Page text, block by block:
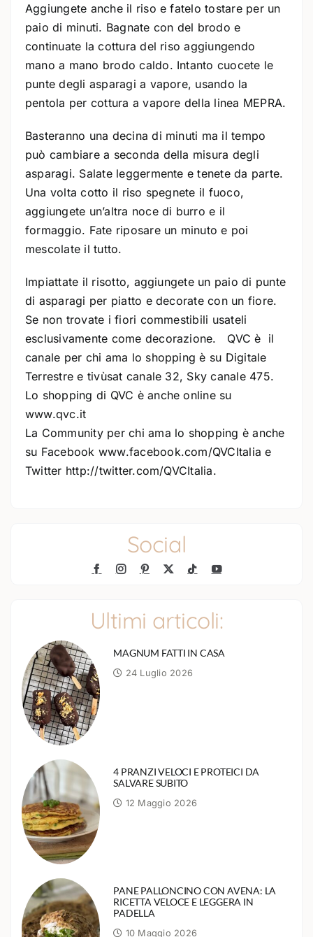
Aggiungete anche il riso e fatelo tostare per un
paio di minuti. Bagnate con del brodo e
continuate la cottura del riso aggiungendo
mano a mano brodo caldo. Intanto cuocete le
punte degli asparagi a vapore, usando la
pentola per cottura a vapore della linea MEPRA.
Basteranno una decina di minuti ma il tempo
può cambiare a seconda della misura degli
asparagi. Salate leggermente e tenete da parte.
Una volta cotto il riso spegnete il fuoco,
aggiungete un’altra noce di burro e il
formaggio. Fate riposare un minuto e poi
mescolate il tutto.
Impiattate il risotto, aggiungete un paio di punte
di asparagi per piatto e decorate con un fiore.
Se non trovate i fiori commestibili usateli
esclusivamente come decorazione. QVC è il
canale per chi ama lo shopping è su Digitale
Terrestre e tivùsat canale 32, Sky canale 475.
Lo shopping di QVC è anche online su
www.qvc.it
La Community per chi ama lo shopping è anche
su Facebook www.facebook.com/QVCItalia e
Twitter http://twitter.com/QVCItalia.
Social
Ultimi articoli:
MAGNUM FATTI IN CASA
24 Luglio 2026
4 PRANZI VELOCI E PROTEICI DA
SALVARE SUBITO
12 Maggio 2026
PANE PALLONCINO CON AVENA: LA
RICETTA VELOCE E LEGGERA IN
PADELLA
10 Maggio 2026